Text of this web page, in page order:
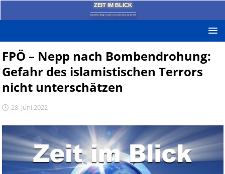
ZEIT IM BLICK
Das News-Blog mit dem kritischen Blick auf die Zeit!
FPÖ – Nepp nach Bombendrohung:
Gefahr des islamistischen Terrors
nicht unterschätzen
28. Juni 2022